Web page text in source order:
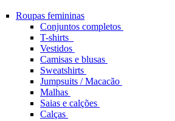
Roupas femininas
Conjuntos completos
T-shirts
Vestidos
Camisas e blusas
Sweatshirts
Jumpsuits / Macacão
Malhas
Saias e calções
Calças